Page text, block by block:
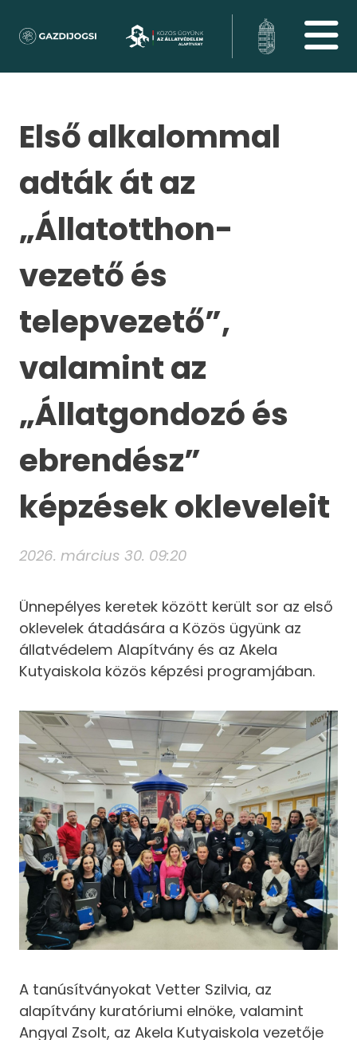
Első alkalommal
adták át az
„Állatotthon-
vezető és
telepvezető”,
valamint az
„Állatgondozó és
ebrendész”
képzések okleveleit
2026. március 30. 09:20
Ünnepélyes keretek között került sor az első
oklevelek átadására a Közös ügyünk az
állatvédelem Alapítvány és az Akela
Kutyaiskola közös képzési programjában.
A tanúsítványokat Vetter Szilvia, az
alapítvány kuratóriumi elnöke, valamint
Angyal Zsolt, az Akela Kutyaiskola vezetője